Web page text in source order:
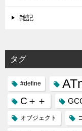
雑記
タグ
#define
C＋＋
オブジェクト